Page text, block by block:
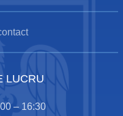
LUCRU
– 16:30